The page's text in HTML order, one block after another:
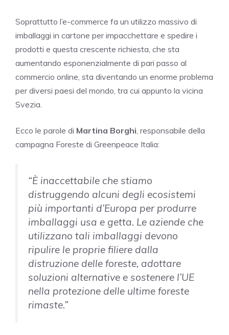
Soprattutto l’e-commerce fa un utilizzo massivo di
imballaggi in cartone per impacchettare e spedire i
prodotti e questa crescente richiesta, che sta
aumentando esponenzialmente di pari passo al
commercio online, sta diventando un enorme problema
per diversi paesi del mondo, tra cui appunto la vicina
Svezia.
Ecco le parole di Martina Borghi , responsabile della
campagna Foreste di Greenpeace Italia:
“È inaccettabile che stiamo
distruggendo alcuni degli ecosistemi
più importanti d’Europa per produrre
imballaggi usa e getta. Le aziende che
utilizzano tali imballaggi devono
ripulire le proprie filiere dalla
distruzione delle foreste, adottare
soluzioni alternative e sostenere l’UE
nella protezione delle ultime foreste
rimaste.”